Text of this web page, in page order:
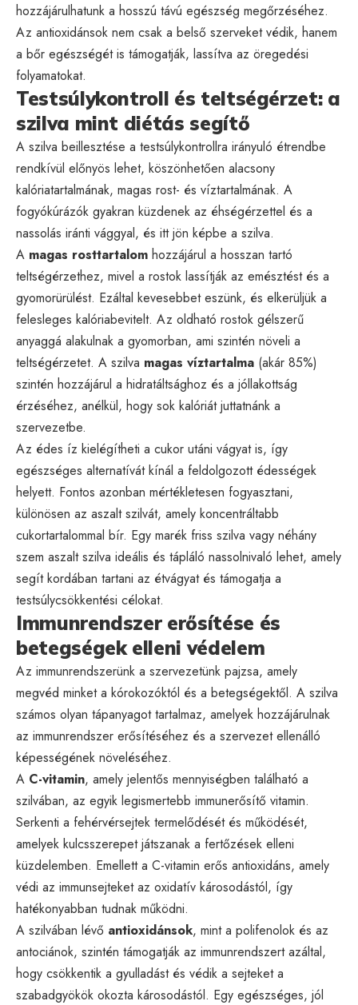
hozzájárulhatunk a hosszú távú egészség megőrzéséhez.
Az antioxidánsok nem csak a belső szerveket védik, hanem
a bőr egészségét is támogatják, lassítva az öregedési
folyamatokat.
Testsúlykontroll és teltségérzet: a
szilva mint diétás segítő
A szilva beillesztése a testsúlykontrollra irányuló étrendbe
rendkívül előnyös lehet, köszönhetően alacsony
kalóriatartalmának, magas rost- és víztartalmának. A
fogyókúrázók gyakran küzdenek az éhségérzettel és a
nassolás iránti vággyal, és itt jön képbe a szilva.
A magas rosttartalom hozzájárul a hosszan tartó
teltségérzethez, mivel a rostok lassítják az emésztést és a
gyomorürülést. Ezáltal kevesebbet eszünk, és elkerüljük a
felesleges kalóriabevitelt. Az oldható rostok gélszerű
anyaggá alakulnak a gyomorban, ami szintén növeli a
teltségérzetet. A szilva magas víztartalma (akár 85%)
szintén hozzájárul a hidratáltsághoz és a jóllakottság
érzéséhez, anélkül, hogy sok kalóriát juttatnánk a
szervezetbe.
Az édes íz kielégítheti a cukor utáni vágyat is, így
egészséges alternatívát kínál a feldolgozott édességek
helyett. Fontos azonban mértékletesen fogyasztani,
különösen az aszalt szilvát, amely koncentráltabb
cukortartalommal bír. Egy marék friss szilva vagy néhány
szem aszalt szilva ideális és tápláló nassolnivaló lehet, amely
segít kordában tartani az étvágyat és támogatja a
testsúlycsökkentési célokat.
Immunrendszer erősítése és
betegségek elleni védelem
Az immunrendszerünk a szervezetünk pajzsa, amely
megvéd minket a kórokozóktól és a betegségektől. A szilva
számos olyan tápanyagot tartalmaz, amelyek hozzájárulnak
az immunrendszer erősítéséhez és a szervezet ellenálló
képességének növeléséhez.
A C-vitamin, amely jelentős mennyiségben található a
szilvában, az egyik legismertebb immunerősítő vitamin.
Serkenti a fehérvérsejtek termelődését és működését,
amelyek kulcsszerepet játszanak a fertőzések elleni
küzdelemben. Emellett a C-vitamin erős antioxidáns, amely
védi az immunsejteket az oxidatív károsodástól, így
hatékonyabban tudnak működni.
A szilvában lévő antioxidánsok, mint a polifenolok és az
antociánok, szintén támogatják az immunrendszert azáltal,
hogy csökkentik a gyulladást és védik a sejteket a
szabadgyökök okozta károsodástól. Egy egészséges, jól